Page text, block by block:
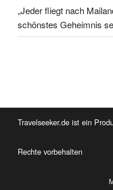
„Jeder fliegt nach
schönstes Geheimnis
Travelseeker.de ist ein
Rechte vorbehalten